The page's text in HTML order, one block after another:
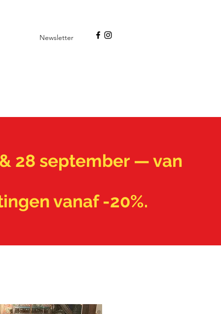
Newsletter
28 september — van
vanaf -20%.